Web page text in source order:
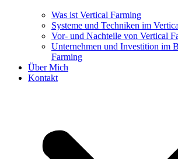
Was ist Vertical Farming
Systeme und Techniken im
Vor- und Nachteile von Vertical
Unternehmen und Investition im
Farming
Über Mich
Kontakt